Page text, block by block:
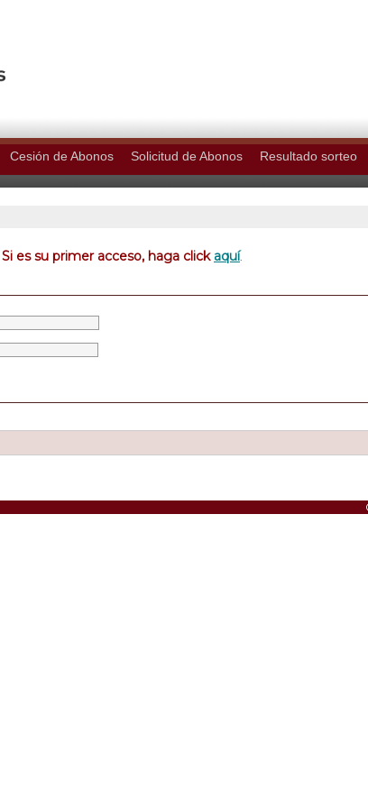
Cesión de Abonos Solicitud de Abonos Resultado sorteo
Si es su primer acceso, haga click aquí.